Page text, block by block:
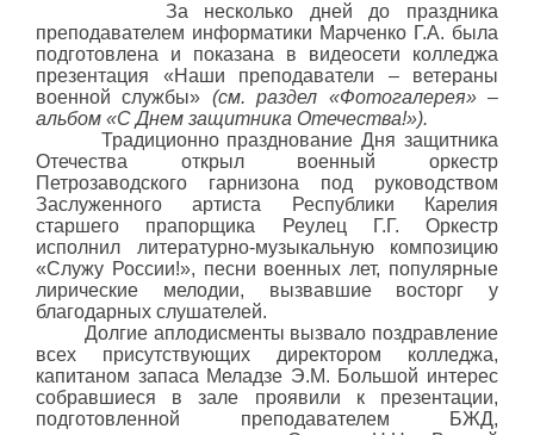
За несколько дней до праздника
преподавателем информатики Марченко Г.А. была
подготовлена и показана в видеосети колледжа
презентация «Наши преподаватели – ветераны
военной службы» (см. раздел «Фотогалерея» –
альбом «С Днем защитника Отечества!»).
Традиционно празднование Дня защитника
Отечества открыл военный оркестр
Петрозаводского гарнизона под руководством
Заслуженного артиста Республики Карелия
старшего прапорщика Реулец Г.Г. Оркестр
исполнил литературно-музыкальную композицию
«Служу России!», песни военных лет, популярные
лирические мелодии, вызвавшие восторг у
благодарных слушателей.
Долгие аплодисменты вызвало поздравление
всех присутствующих директором колледжа,
капитаном запаса Меладзе Э.М. Большой интерес
собравшиеся в зале проявили к презентации,
подготовленной преподавателем БЖД,